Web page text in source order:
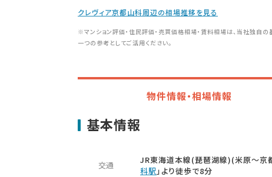
クレヴィア京都山科周辺の相場推移を見る
※マンション評価・住民評価・売買価格相場・賃料相場は、当社独自
一つの参考としてご活用ください。
物件情報・相場情報
基本情報
交通 JR東海道本線(琵琶湖線)(米原～京
科駅 」より徒歩で8分